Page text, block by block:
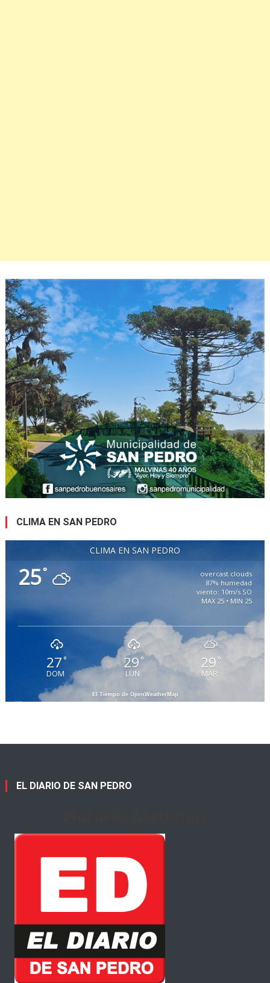
CLIMA EN SAN PEDRO
CLIMA EN SAN PEDRO
25°
overcast clouds
87% humedad
viento: 10m/s SO
MAX 25 • MIN 25
27°
DOM
29 °
LUN
29 °
MAR
El Tiempo de OpenWeatherMap
EL DIARIO DE SAN PEDRO